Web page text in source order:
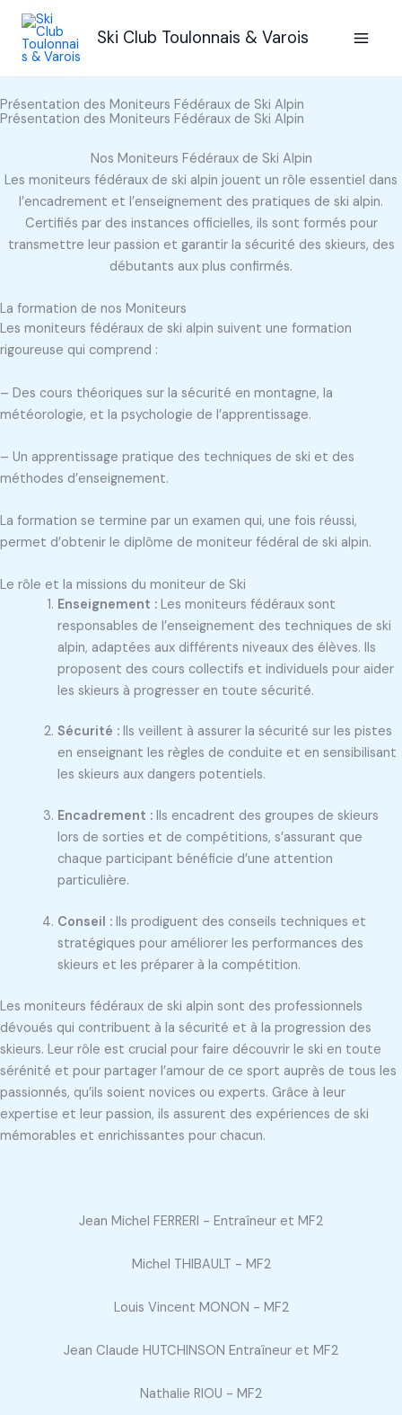
Aller
contenu
Ski Club Toulonnais & Varois
Présentation des Moniteurs Fédéraux de Ski Alpin
Présentation des Moniteurs Fédéraux de Ski Alpin
Nos Moniteurs Fédéraux de Ski Alpin
Les moniteurs fédéraux de ski alpin jouent un rôle essentiel dans
l’encadrement et l’enseignement des pratiques de ski alpin.
Certifiés par des instances officielles, ils sont formés pour
transmettre leur passion et garantir la sécurité des skieurs, des
débutants aux plus confirmés.
La formation de nos Moniteurs
Les moniteurs fédéraux de ski alpin suivent une formation
rigoureuse qui comprend :
– Des cours théoriques sur la sécurité en montagne, la
météorologie, et la psychologie de l’apprentissage.
– Un apprentissage pratique des techniques de ski et des
méthodes d’enseignement.
La formation se termine par un examen qui, une fois réussi,
permet d’obtenir le diplôme de moniteur fédéral de ski alpin.
Le rôle et la missions du moniteur de Ski
Enseignement :Les moniteurs fédéraux sont
responsables de l’enseignement des techniques de ski
alpin, adaptées aux différents niveaux des élèves. Ils
proposent des cours collectifs et individuels pour aider
les skieurs à progresser en toute sécurité.
Sécurité :Ils veillent à assurer la sécurité sur les pistes
en enseignant les règles de conduite et en sensibilisant
les skieurs aux dangers potentiels.
Encadrement :Ils encadrent des groupes de skieurs
lors de sorties et de compétitions, s’assurant que
chaque participant bénéficie d’une attention
particulière.
Conseil :Ils prodiguent des conseils techniques et
stratégiques pour améliorer les performances des
skieurs et les préparer à la compétition.
Les moniteurs fédéraux de ski alpin sont des professionnels
dévoués qui contribuent à la sécurité et à la progression des
skieurs. Leur rôle est crucial pour faire découvrir le ski en toute
sérénité et pour partager l’amour de ce sport auprès de tous les
passionnés, qu’ils soient novices ou experts. Grâce à leur
expertise et leur passion, ils assurent des expériences de ski
mémorables et enrichissantes pour chacun.
Jean Michel FERRERI - Entraîneur et MF2
Michel THIBAULT - MF2
Louis Vincent MONON - MF2
Jean Claude HUTCHINSON Entraîneur et MF2
Nathalie RIOU - MF2